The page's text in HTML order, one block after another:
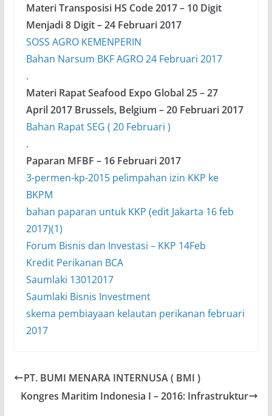
Materi Transposisi HS Code 2017 – 10 Digit
Menjadi 8 Digit – 24 Februari 2017
SOSS AGRO KEMENPERIN
Bahan Narsum BKF AGRO 24 Februari 2017
.
Materi Rapat Seafood Expo Global 25 – 27
April 2017 Brussels, Belgium – 20 Februari 2017
Bahan Rapat SEG ( 20 Februari )
.
Paparan MFBF – 16 Februari 2017
3-permen-kp-2015 pelimpahan izin KKP ke
BKPM
bahan paparan untuk KKP (edit Jakarta 16 feb
2017)(1)
Forum Bisnis dan Investasi – KKP 14Feb
Kredit Perikanan BCA
Saumlaki 13012017
Saumlaki Bisnis Investment
skema pembiayaan kelautan perikanan februari
2017
PT. BUMI MENARA INTERNUSA ( BMI )
Kongres Maritim Indonesia I – 2016: Infrastruktur